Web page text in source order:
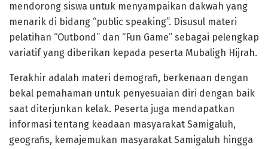
mendorong siswa untuk menyampaikan dakwah yang
menarik di bidang “public speaking”. Disusul materi
pelatihan “Outbond” dan “Fun Game” sebagai pelengkap
variatif yang diberikan kepada peserta Mubaligh Hijrah.
Terakhir adalah materi demografi, berkenaan dengan
bekal pemahaman untuk penyesuaian diri dengan baik
saat diterjunkan kelak. Peserta juga mendapatkan
informasi tentang keadaan masyarakat Samigaluh,
geografis, kemajemukan masyarakat Samigaluh hingga